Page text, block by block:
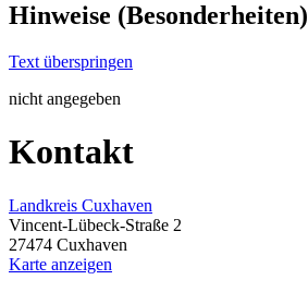
Hinweise (Besonderheiten)
Text überspringen
nicht angegeben
Kontakt
Landkreis Cuxhaven
Vincent-Lübeck-Straße 2
27474 Cuxhaven
Karte anzeigen